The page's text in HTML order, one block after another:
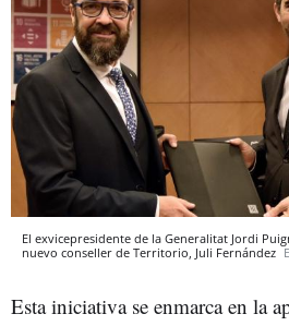
El exvicepresidente de la Generalitat Jordi
nuevo conseller de Territorio, Juli Fernández
Esta iniciativa se enmarca en la